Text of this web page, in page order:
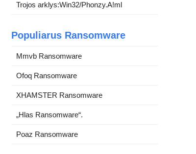
Trojos arklys:Win32/Phonzy.A!ml
Populiarus Ransomware
Mmvb Ransomware
Ofoq Ransomware
XHAMSTER Ransomware
„Hlas Ransomware“.
Poaz Ransomware